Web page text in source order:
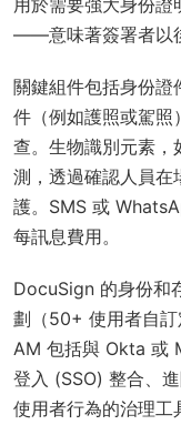
——意味著簽署者以
關鍵組件包括身份證
件（例如護照或駕照
查。生物識別元素，
測，透過確認人員在
護。SMS 或
每訊息費用。
DocuSign 的身份和
劃（50+ 使用者自
AM 包括與 Okta 或
登入 (SSO) 整合、
使用者行為的治理